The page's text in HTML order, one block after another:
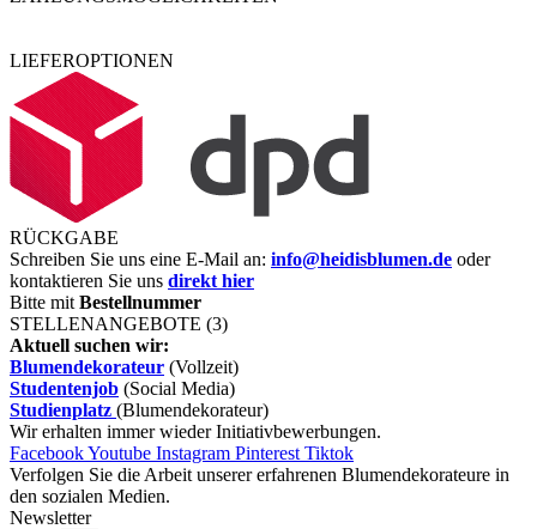
LIEFEROPTIONEN
RÜCKGABE
Schreiben Sie uns eine E-Mail an: info@heidisblumen.de oder
kontaktieren Sie uns direkt hier
Bitte mit Bestellnummer
STELLENANGEBOTE (3)
Aktuell suchen wir:
Blumendekorateur (Vollzeit)
Studentenjob (Social Media)
Studienplatz (Blumendekorateur)
Wir erhalten immer wieder Initiativbewerbungen.
FacebookYoutube Instagram Pinterest Tiktok
Verfolgen Sie die Arbeit unserer erfahrenen Blumendekorateure in
den sozialen Medien.
Newsletter